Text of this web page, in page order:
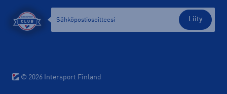
Liity
© 2026 Intersport Finland